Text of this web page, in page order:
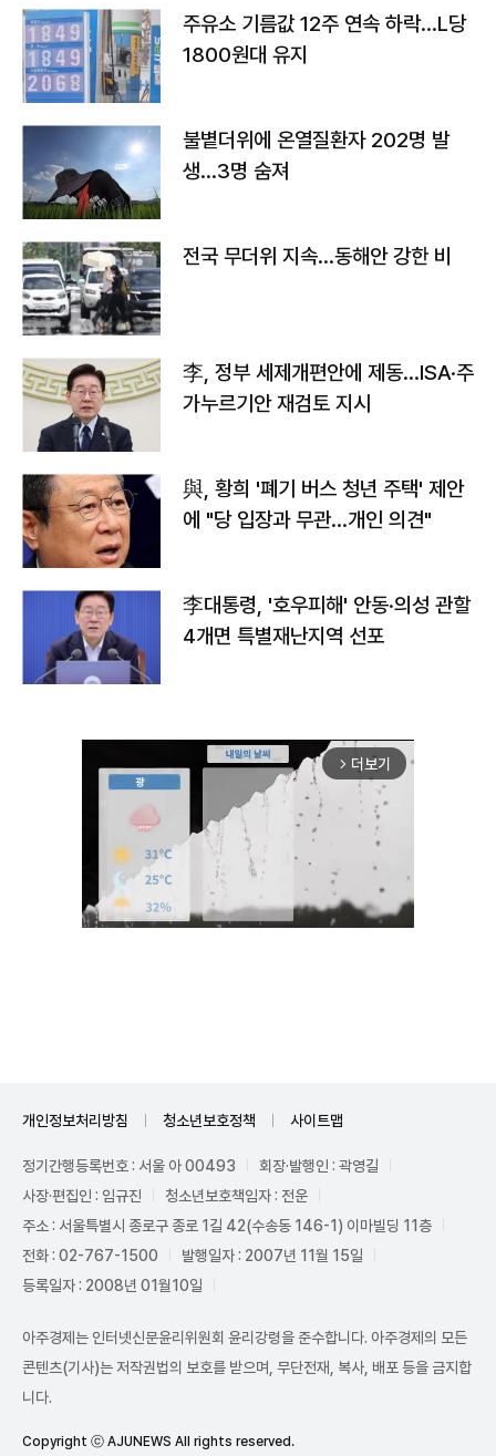
주유소 기름값 12주 연속 하락…L당
1800원대 유지
불볕더위에 온열질환자 202명 발
생…3명 숨져
전국 무더위 지속…동해안 강한 비
李, 정부 세제개편안에 제동…ISA·주
가누르기안 재검토 지시
與, 황희 '폐기 버스 청년 주택' 제안
에 "당 입장과 무관…개인 의견"
李대통령, '호우피해' 안동·의성 관할
4개면 특별재난지역 선포
arrow_forward_ios 더보기
개인정보처리방침 청소년보호정책 사이트맵
정기간행등록번호 : 서울 아 00493
회장·발행인 : 곽영길
사장·편집인 : 임규진
청소년보호책임자 : 전운
주소 : 서울특별시 종로구 종로 1길 42(수송동 146-1) 이마빌딩 11층
전화 : 02-767-1500
발행일자 : 2007년 11월 15일
등록일자 : 2008년 01월10일
아주경제는 인터넷신문윤리위원회 윤리강령을 준수합니다. 아주경제의 모든
콘텐츠(기사)는 저작권법의 보호를 받으며, 무단전재, 복사, 배포 등을 금지합
니다.
Copyright ⓒ AJUNEWS All rights reserved.